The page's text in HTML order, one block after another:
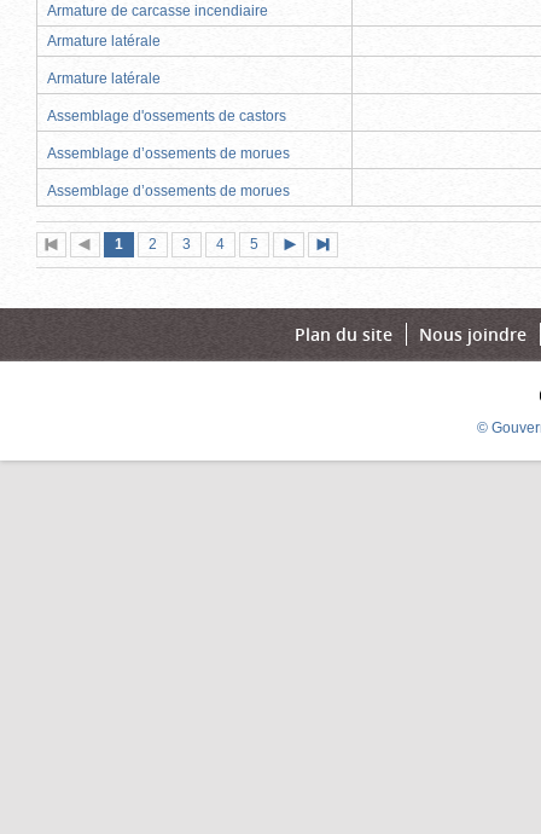
Armature de carcasse incendiaire
Armature latérale
Armature latérale
Assemblage d'ossements de castors
Assemblage d’ossements de morues
Assemblage d’ossements de morues
Première
page
Page
précédente
Page
1 (page
actuelle)
Page
2 Page
3 Page
4 Page
5
suivante
page
Plan du site Nous joindre
©